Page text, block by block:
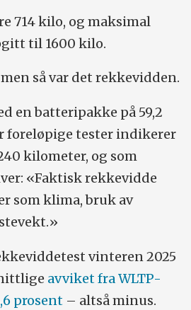
714 kilo, og maksimal
til 1600 kilo.
så var det rekkevidden.
en batteripakke på 59,2
foreløpige tester indikerer
kilometer, og som
«Faktisk rekkevidde
som klima, bruk av
vinteren 2025
avviket fra WLTP-
prosent– altså minus.